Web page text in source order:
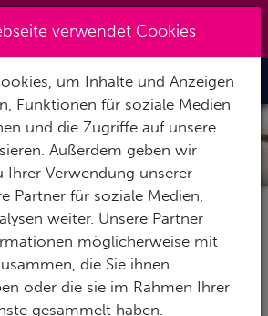
Toggle
Hotel Tauchbasis
verwendet Cookies
um Inhalte und Anzeigen
Funktionen für soziale Medien
und die Zugriffe auf unsere
Außerdem geben wir
Verwendung unserer
Partner für soziale Medien,
weiter. Unsere Partner
möglicherweise mit
die Sie ihnen
oder die sie im Rahmen Ihrer
gesammelt haben.